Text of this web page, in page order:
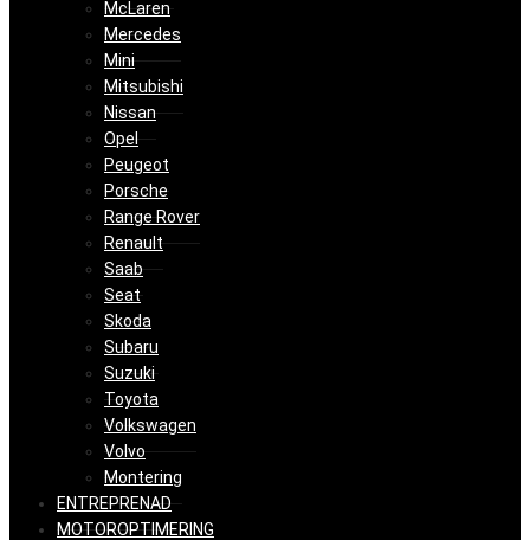
McLaren
Mercedes
Mini
Mitsubishi
Nissan
Opel
Peugeot
Porsche
Range Rover
Renault
Saab
Seat
Skoda
Subaru
Suzuki
Toyota
Volkswagen
Volvo
Montering
ENTREPRENAD
MOTOROPTIMERING